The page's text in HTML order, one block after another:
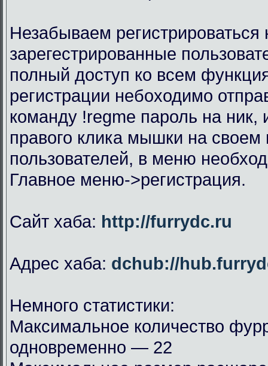
Незабываем регистрироваться
зарегестрированные
полный доступ ко всем
регистрации небоходимо
команду !regme пароль на
правого клика мышки на своем
пользователей, в меню
Главное меню->регистрация.
Сайт хаба: http://furrydc.ru
Адрес хаба: dchub://
Немного статистики:
Максимальное количество
одновременно — 22